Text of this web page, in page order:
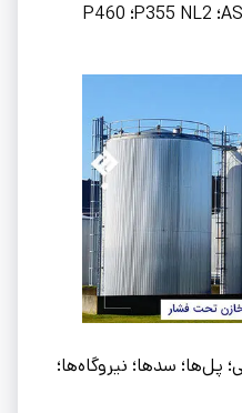
A573 Grade 70؛ ASTM A285؛ P355 NL2؛ P460
پل‌ها؛ سدها؛ نیروگاه‌ها؛